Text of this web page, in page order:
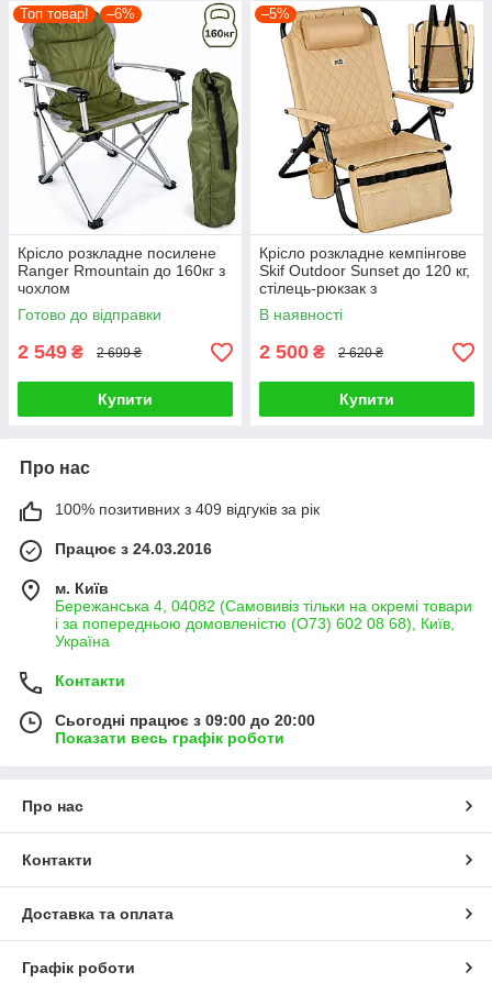
Топ товар! –6%
Крісло розкладне посилене
Ranger Rmountain до 160кг з
чохлом
Готово до відправки
2 549 ₴ 2 699 ₴
Купити
–5%
Крісло розкладне кемпінгове
Skif Outdoor Sunset до 120 кг,
стілець-рюкзак з
підлокітниками і
підстаканником, бежевий
В наявності
2 500 ₴ 2 620 ₴
Купити
Про нас
100% позитивних з 409 відгуків за рік
Працює з 24.03.2016
м. Київ
Бережанська 4, 04082 (Самовивіз тільки на окремі товари
і за попередньою домовленістю (О73) 602 08 68), Київ,
Україна
Контакти
Сьогодні працює з 09:00 до 20:00
Показати весь графік роботи
Про нас
Контакти
Доставка та оплата
Графік роботи